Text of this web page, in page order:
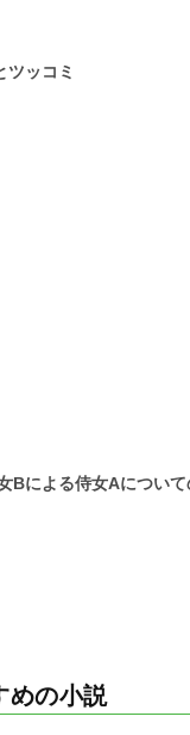
ッコミ
による侍女Aについて
めの小説